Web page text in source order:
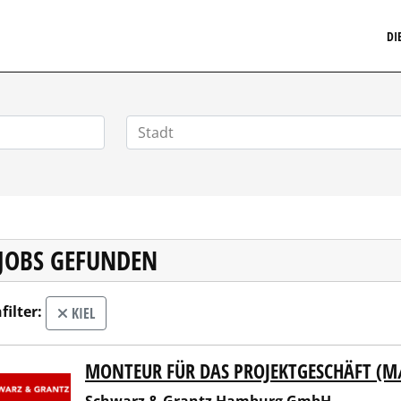
GEFUNDEN
KIEL
& Grantz Hamburg GmbH
MONTEUR FÜR DAS PROJEKTGESCHÄFT